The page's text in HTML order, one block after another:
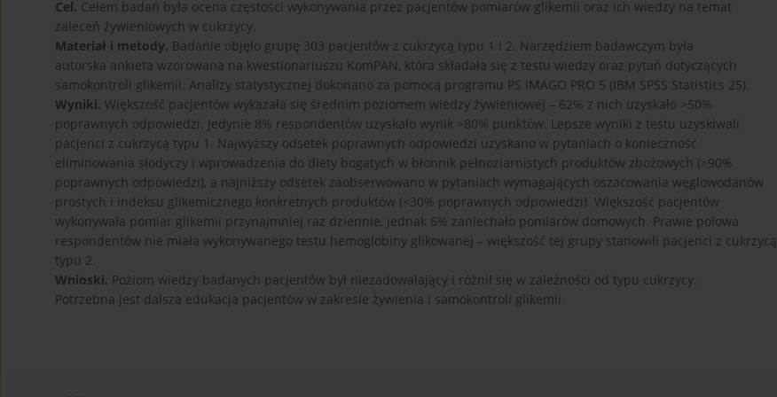
Cel. Celem badań była ocena częstości wykonywania przez pacjentów pomiarów glikemii oraz ich wiedzy na temat
zaleceń żywieniowych w cukrzycy.
Materiał i metody. Badanie objęło grupę 303 pacjentów z cukrzycą typu 1 i 2. Narzędziem badawczym była
autorska ankieta wzorowana na kwestionariuszu KomPAN, która składała się z testu wiedzy oraz pytań dotyczących
samokontroli glikemii. Analizy statystycznej dokonano za pomocą programu PS IMAGO PRO 5 (IBM SPSS Statistics 25).
Wyniki. Większość pacjentów wykazała się średnim poziomem wiedzy żywieniowej – 62% z nich uzyskało >50%
poprawnych odpowiedzi. Jedynie 8% respondentów uzyskało wynik >80% punktów. Lepsze wyniki z testu uzyskiwali
pacjenci z cukrzycą typu 1. Najwyższy odsetek poprawnych odpowiedzi uzyskano w pytaniach o konieczność
eliminowania słodyczy i wprowadzenia do diety bogatych w błonnik pełnoziarnistych produktów zbożowych (>90%
poprawnych odpowiedzi), a najniższy odsetek zaobserwowano w pytaniach wymagających oszacowania węglowodanów
prostych i indeksu glikemicznego konkretnych produktów (<30% poprawnych odpowiedzi). Większość pacjentów
wykonywała pomiar glikemii przynajmniej raz dziennie, jednak 6% zaniechało pomiarów domowych. Prawie połowa
respondentów nie miała wykonywanego testu hemoglobiny glikowanej – większość tej grupy stanowili pacjenci z cukrzycą
typu 2.
Wnioski. Poziom wiedzy badanych pacjentów był niezadowalający i różnił się w zależności od typu cukrzycy.
Potrzebna jest dalsza edukacja pacjentów w zakresie żywienia i samokontroli glikemii.